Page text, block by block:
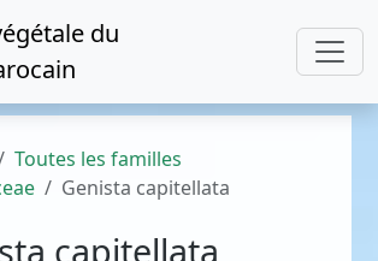
du
Toutes les familles
Genista capitellata
capitellata